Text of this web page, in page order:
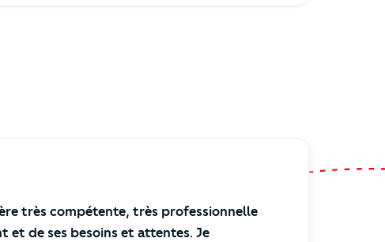
très compétente, très professionnelle
et de ses besoins et attentes. Je